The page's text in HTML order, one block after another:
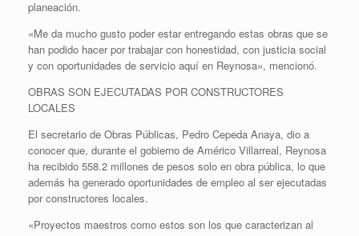
planeación.
«Me da mucho gusto poder estar entregando estas obras que se
han podido hacer por trabajar con honestidad, con justicia social
y con oportunidades de servicio aquí en Reynosa», mencionó.
OBRAS SON EJECUTADAS POR CONSTRUCTORES
LOCALES
El secretario de Obras Públicas, Pedro Cepeda Anaya, dio a
conocer que, durante el gobierno de Américo Villarreal, Reynosa
ha recibido 558.2 millones de pesos solo en obra pública, lo que
además ha generado oportunidades de empleo al ser ejecutadas
por constructores locales.
«Proyectos maestros como estos son los que caracterizan al